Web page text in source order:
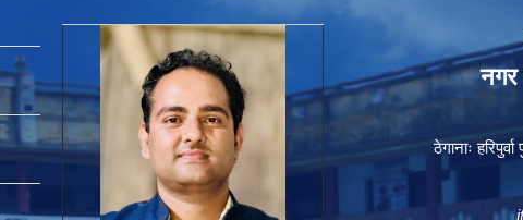
नगर
ठेगानाः